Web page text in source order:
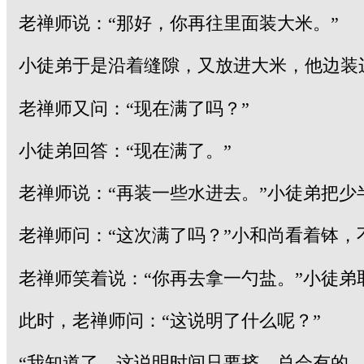
老禅师说：“那好，你再往里面装大米。”
小徒弟于是沿着缝隙，又放进大米，他边
老禅师又问：“现在满了吗？”
小徒弟回答：“现在满了。”
老禅师说：“再装一些水进去。”小徒弟把
老禅师问：“这次满了吗？”小和尚看着钵，
老禅师笑着说：“你再去拿一勺盐。”小徒
此时，老禅师问：“这说明了什么呢？”